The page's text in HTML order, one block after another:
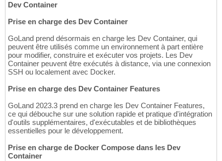
Dev Container
Prise en charge des Dev Container
GoLand prend désormais en charge les Dev Container, qui
peuvent être utilisés comme un environnement à part entière
pour modifier, construire et exécuter vos projets. Les Dev
Container peuvent être exécutés à distance, via une connexion
SSH ou localement avec Docker.
Prise en charge des Dev Container Features
GoLand 2023.3 prend en charge les Dev Container Features,
ce qui débouche sur une solution rapide et pratique d'intégration
d'outils supplémentaires, d'exécutables et de bibliothèques
essentielles pour le développement.
Prise en charge de Docker Compose dans les Dev
Container